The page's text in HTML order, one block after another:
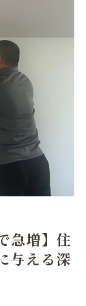
急増】住
与える深